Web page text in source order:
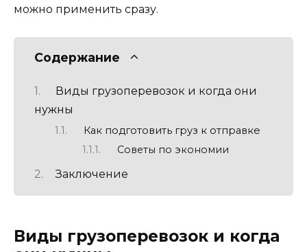
можно применить сразу.
Содержание
Виды грузоперевозок и когда они
нужны
Как подготовить груз к отправке
Советы по экономии
Заключение
Виды грузоперевозок и когда